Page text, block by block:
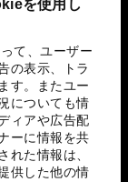
を使用し
て、ユーザー
の表示、トラ
す。またユー
についても情
ィアや広告配
ーに情報を共
れた情報は、
供した他の情